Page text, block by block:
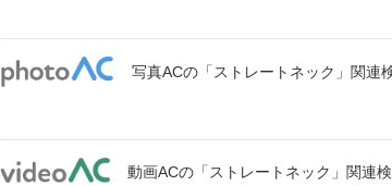
写真ACの「ストレートネック」関連
動画ACの「ストレートネック」関連